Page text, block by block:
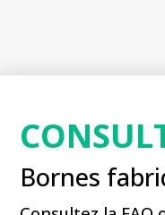
Bornes